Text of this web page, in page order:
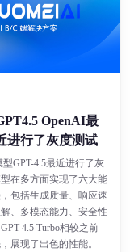
OpenAI最
了灰度测试
4.5最近进行了灰
面实现了六大能
成质量、响应速
态能力、安全性
Turbo相较之前
出色的性能。